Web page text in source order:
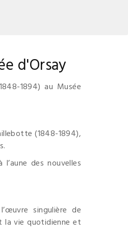
d'Orsay
1894) au Musée
(1848-1894),
des nouvelles
singulière de
la vie quotidienne et